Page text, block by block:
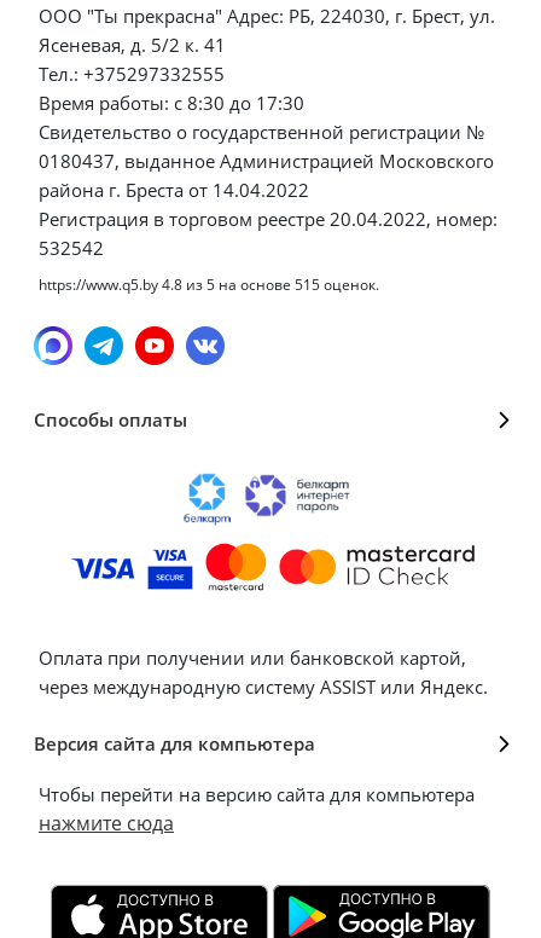
ООО "Ты прекрасна" Адрес: РБ, 224030, г. Брест, ул.
Ясеневая, д. 5/2 к. 41
Тел.: +375297332555
Время работы: с 8:30 до 17:30
Свидетельство о государственной регистрации №
0180437, выданное Администрацией Московского
района г. Бреста от 14.04.2022
Регистрация в торговом реестре 20.04.2022, номер:
532542
https://www.q5.by4.8 из5 на основе 515оценок.
Способы оплаты
Оплата при получении или банковской картой,
через международную систему ASSIST или Яндекс.
Версия сайта для компьютера
Чтобы перейти на версию сайта для компьютера
нажмите сюда